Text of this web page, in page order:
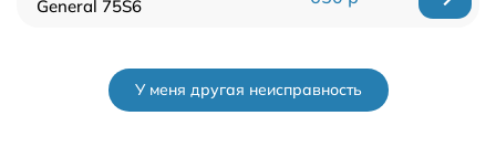
General 75S6
У меня другая неисправность